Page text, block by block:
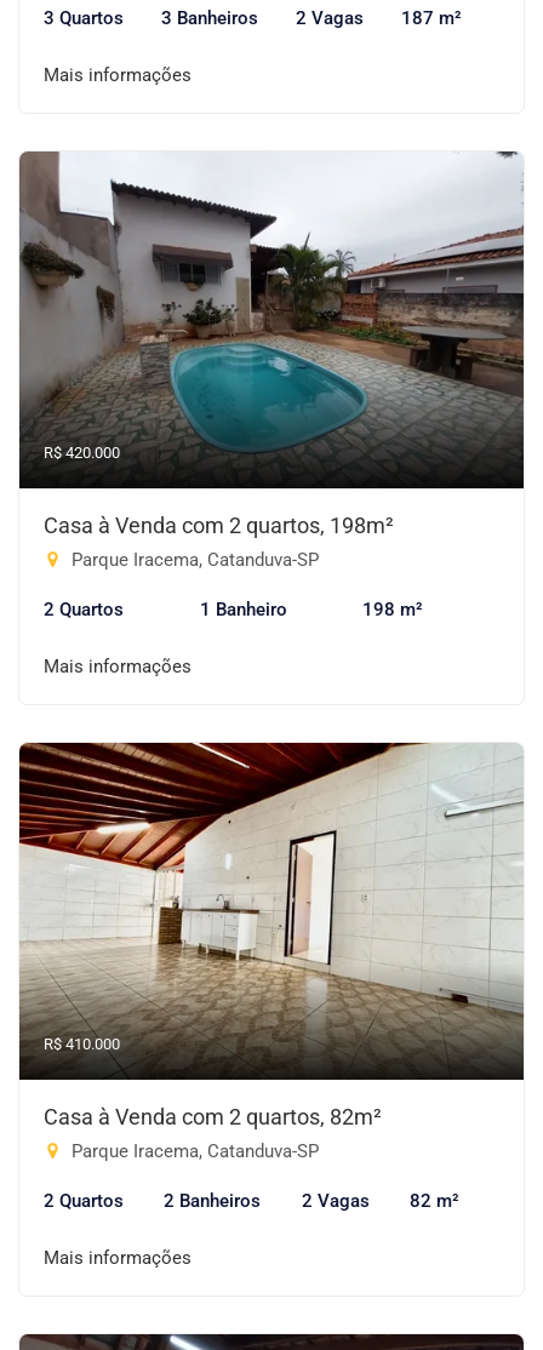
3 Quartos 3 Banheiros 2 Vagas 187 m²
Mais informações
R$ 420.000
Casa à Venda com 2 quartos, 198m²
Parque Iracema, Catanduva-SP
2 Quartos 1 Banheiro 198 m²
Mais informações
R$ 410.000
Casa à Venda com 2 quartos, 82m²
Parque Iracema, Catanduva-SP
2 Quartos 2 Banheiros 2 Vagas 82 m²
Mais informações